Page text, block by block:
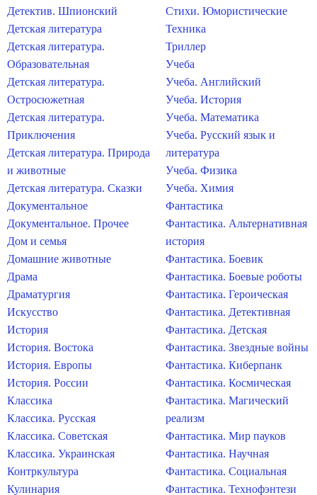
Детектив. Шпионский
Детская литература
Детская литература.
Образовательная
Детская литература.
Остросюжетная
Детская литература.
Приключения
Детская литература. Природа
и животные
Детская литература. Сказки
Документальное
Документальное. Прочее
Дом и семья
Домашние животные
Драма
Драматургия
Искусство
История
История. Востока
История. Европы
История. России
Классика
Классика. Русская
Классика. Советская
Классика. Украинская
Контркультура
Кулинария
Стихи. Юмористические
Техника
Триллер
Учеба
Учеба. Английский
Учеба. История
Учеба. Математика
Учеба. Русский язык и
литература
Учеба. Физика
Учеба. Химия
Фантастика
Фантастика. Альтернативная
история
Фантастика. Боевик
Фантастика. Боевые роботы
Фантастика. Героическая
Фантастика. Детективная
Фантастика. Детская
Фантастика. Звездные войны
Фантастика. Киберпанк
Фантастика. Космическая
Фантастика. Магический
реализм
Фантастика. Мир пауков
Фантастика. Научная
Фантастика. Социальная
Фантастика. Технофэнтези